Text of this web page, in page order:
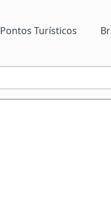
Pontos Turísticos